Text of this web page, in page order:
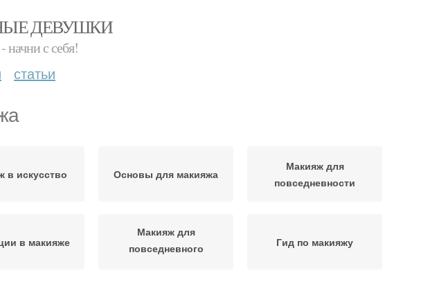
ДЕВУШКИ
начни с себя!
статьи
в искусство Основы для макияжа
Макияж для
повседневности
в макияже
Макияж для
повседневного
Гид по макияжу